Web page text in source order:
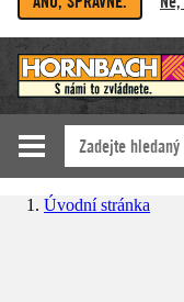
Úvodní stránka